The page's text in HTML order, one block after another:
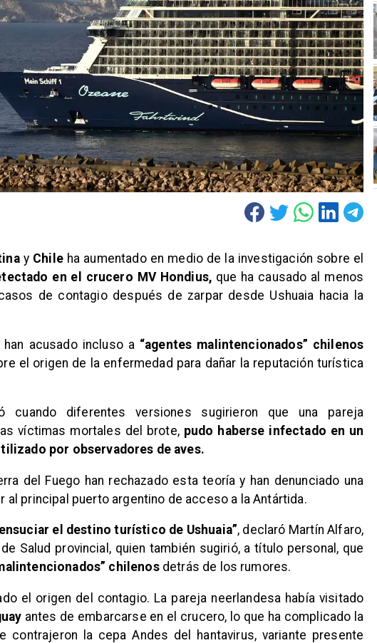
y Chileha aumentado en medio de la investigación sobre el
en el crucero MV Hondius, que ha causado al menos
de contagio después de zarpar desde Ushuaia hacia la
acusado incluso a “agentes malintencionados” chilenos
el origen de la enfermedad para dañar la reputación turística
cuando diferentes versiones sugirieron que una pareja
víctimas mortales del brote, pudo haberse infectado en un
por observadores de aves.
del Fuego han rechazado esta teoría y han denunciado una
al principal puerto argentino de acceso a la Antártida.
el destino turístico de Ushuaia”, declaró Martín Alfaro,
Salud provincial, quien también sugirió, a título personal, que
chilenosdetrás de los rumores.
el origen del contagio. La pareja neerlandesa había visitado
antes de embarcarse en el crucero, lo que ha complicado la
contrajeron la cepa Andes del hantavirus, variante presente